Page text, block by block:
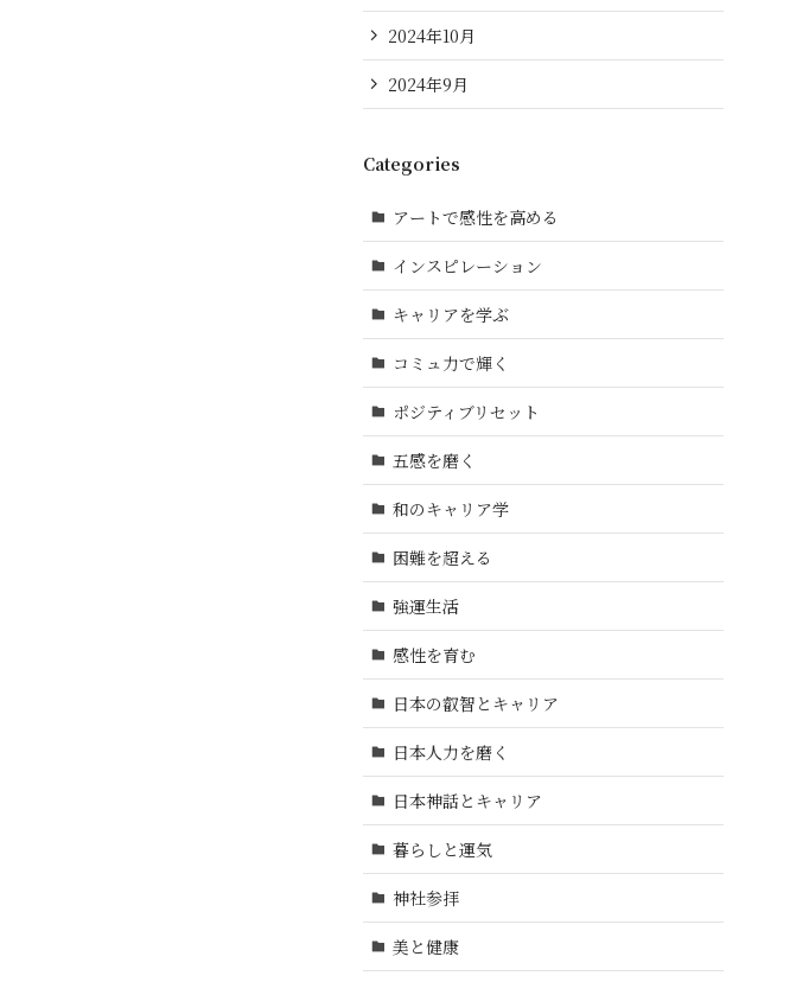
2024年10月
2024年9月
Categories
アートで感性を高める
インスピレーション
キャリアを学ぶ
コミュ力で輝く
ポジティブリセット
五感を磨く
和のキャリア学
困難を超える
強運生活
感性を育む
日本の叡智とキャリア
日本人力を磨く
日本神話とキャリア
暮らしと運気
神社参拝
美と健康